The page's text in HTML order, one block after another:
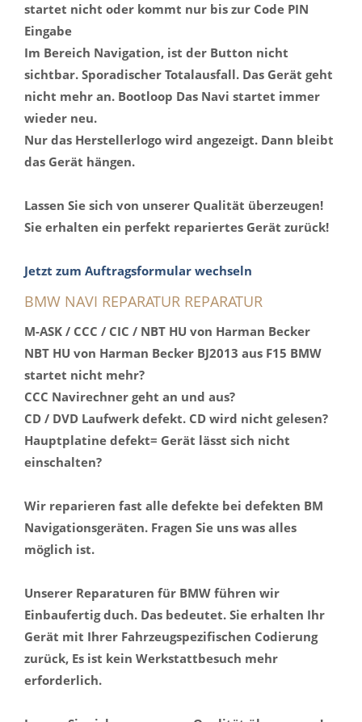
startet nicht oder kommt nur bis zur Code PIN
Eingabe
Im Bereich Navigation, ist der Button nicht
sichtbar. Sporadischer Totalausfall. Das Gerät geht
nicht mehr an. Bootloop Das Navi startet immer
wieder neu.
Nur das Herstellerlogo wird angezeigt. Dann bleibt
das Gerät hängen.
Lassen Sie sich von unserer Qualität überzeugen!
Sie erhalten ein perfekt repariertes Gerät zurück!
Jetzt zum Auftragsformular wechseln
BMW NAVI REPARATUR REPARATUR
M-ASK / CCC / CIC / NBT HU von Harman Becker
NBT HU von Harman Becker BJ2013 aus F15 BMW
startet nicht mehr?
CCC Navirechner geht an und aus?
CD / DVD Laufwerk defekt. CD wird nicht gelesen?
Hauptplatine defekt= Gerät lässt sich nicht
einschalten?
Wir reparieren fast alle defekte bei defekten BM
Navigationsgeräten. Fragen Sie uns was alles
möglich ist.
Unserer Reparaturen für BMW führen wir
Einbaufertig duch. Das bedeutet. Sie erhalten Ihr
Gerät mit Ihrer Fahrzeugspezifischen Codierung
zurück, Es ist kein Werkstattbesuch mehr
erforderlich.